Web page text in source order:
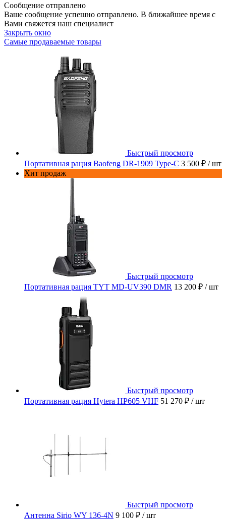
Сообщение отправлено
Ваше сообщение успешно отправлено. В ближайшее время с
Вами свяжется наш специалист
Закрыть окно
Самые продаваемые товары
Быстрый просмотр
Портативная рация Baofeng DR-1909 Type-C 3 500 ₽ / шт
Хит продаж
Быстрый просмотр
Портативная рация TYT MD-UV390 DMR 13 200 ₽ / шт
Быстрый просмотр
Портативная рация Hytera HP605 VHF 51 270 ₽ / шт
Быстрый просмотр
Антенна Sirio WY 136-4N 9 100 ₽ / шт